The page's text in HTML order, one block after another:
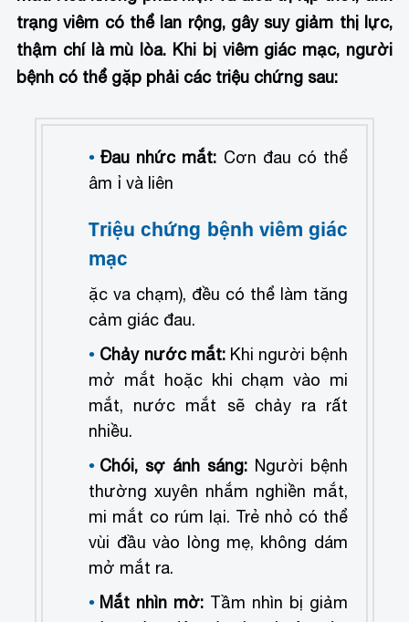
trạng viêm có thể lan rộng, gây suy giảm thị lực,
thậm chí là mù lòa. Khi bị viêm giác mạc, người
bệnh có thể gặp phải các triệu chứng sau:
Đau nhức mắt: Cơn đau có thể
âm ỉ và liên
Triệu chứng bệnh viêm giác
mạc
ặc va chạm), đều có thể làm tăng
cảm giác đau.
Chảy nước mắt:Khi người bệnh
mở mắt hoặc khi chạm vào mi
mắt, nước mắt sẽ chảy ra rất
nhiều.
Chói, sợ ánh sáng:Người bệnh
thường xuyên nhắm nghiền mắt,
mi mắt co rúm lại. Trẻ nhỏ có thể
vùi đầu vào lòng mẹ, không dám
mở mắt ra.
Mắt nhìn mờ: Tầm nhìn bị giảm